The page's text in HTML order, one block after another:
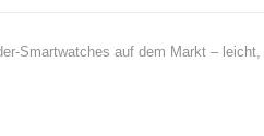
Smartwatches auf dem Markt – leicht,